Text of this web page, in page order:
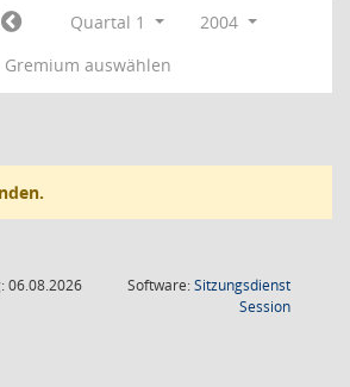
Quartal 1
2004
Gremium auswählen
06.08.2026
Software:Sitzungsdienst
Session(Wird in